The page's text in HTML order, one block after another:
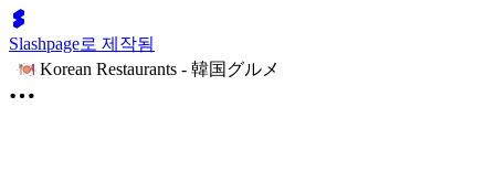
Slashpage로 제작됨
Korean Restaurants - 韓国グルメ